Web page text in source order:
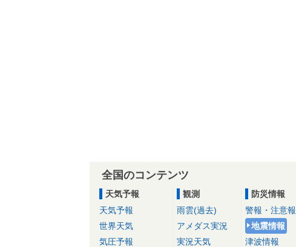
全国のコンテンツ
天気予報
天気予報
世界天気
気圧予報
観測
雨雲(過去)
アメダス実況
実況天気
防災情報
警報・注意報
地震情報
津波情報